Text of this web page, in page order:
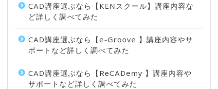
CAD講座選ぶなら【KENスクール】講座内容な
ど詳しく調べてみた
CAD講座選ぶなら【e-Groove 】講座内容やサ
ポートなど詳しく調べてみた
CAD講座選ぶなら【ReCADemy 】講座内容や
サポートなど詳しく調べてみた